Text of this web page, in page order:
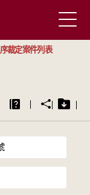
裁定案件列表